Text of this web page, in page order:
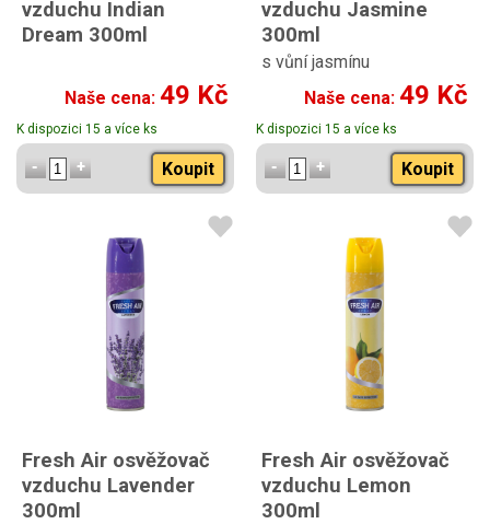
vzduchu Indian
Dream 300ml
Naše cena: 49 Kč
K dispozici 15 a více ks
Koupit
vzduchu Jasmine
300ml
s vůní jasmínu
Naše cena: 49 Kč
K dispozici 15 a více ks
Koupit
Fresh Air osvěžovač
vzduchu Lavender
300ml
Fresh Air osvěžovač
vzduchu Lemon
300ml